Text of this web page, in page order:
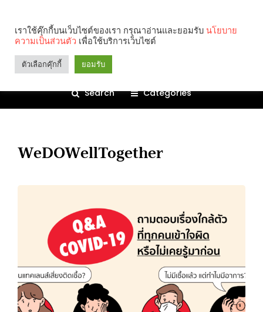
Search Categories
WeDOWellTogether
เราใช้คุ๊กกี้บนเว็บไซต์ของเรา กรุณาอ่านและยอมรับ นโยบาย
ความเป็นส่วนตัว เพื่อใช้บริการเว็บไซต์
ตัวเลือกคุ๊กกี้ ยอมรับ